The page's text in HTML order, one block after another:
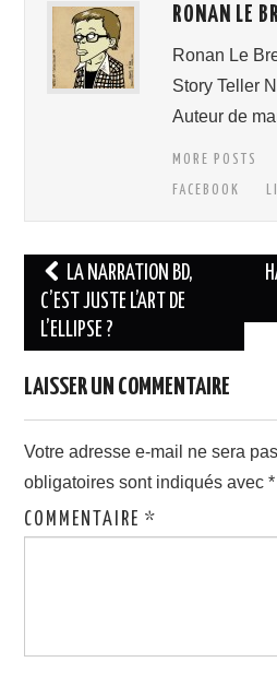
RONAN LE
Ronan Le
Story Teller
Auteur de
MORE POSTS
FACEBOOK
Navigation
des
articles
LA NARRATION BD,
C’EST JUSTE L’ART DE
L’ELLIPSE ?
LAISSER UN COMMENTAIRE
Votre adresse e-mail ne sera
obligatoires sont indiqués avec*
COMMENTAIRE*